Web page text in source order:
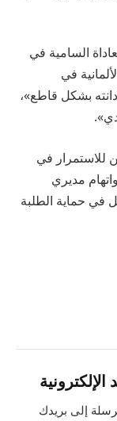
السامية في
في
بشكل قاطع»،
للاستمرار في
مديري
في حماية الطلبة
إلى بريدك